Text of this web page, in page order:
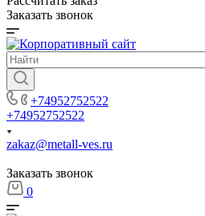
Заказать звонок
+74952752522
+74952752522
zakaz@metall-ves.ru
Заказать звонок
0